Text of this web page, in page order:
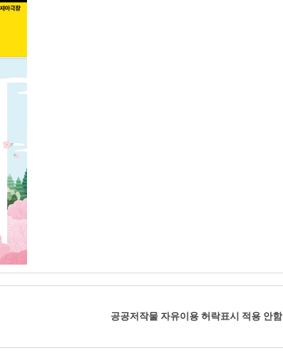
공공저작물 자유이용 허락표시 적용 안함